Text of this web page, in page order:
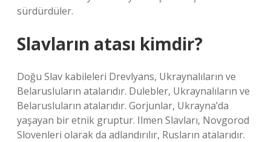
sürdürdüler.
Slavların atası kimdir?
Doğu Slav kabileleri Drevlyans, Ukraynalıların ve
Belarusluların atalarıdır. Dulebler, Ukraynalıların ve
Belarusluların atalarıdır. Gorjunlar, Ukrayna’da
yaşayan bir etnik gruptur. Ilmen Slavları, Novgorod
Slovenleri olarak da adlandırılır, Rusların atalarıdır.